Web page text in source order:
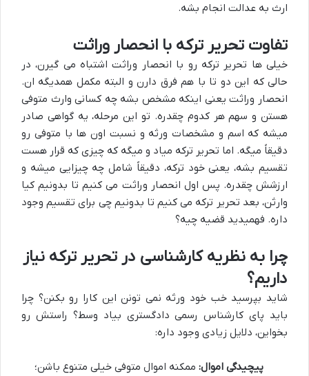
ارث به عدالت انجام بشه.
تفاوت تحریر ترکه با انحصار وراثت
خیلی ها تحریر ترکه رو با انحصار وراثت اشتباه می گیرن، در
حالی که این دو تا با هم فرق دارن و البته مکمل همدیگه ان.
انحصار وراثت یعنی اینکه مشخص بشه چه کسانی وارث متوفی
هستن و سهم هر کدوم چقدره. تو این مرحله، یه گواهی صادر
میشه که اسم و مشخصات ورثه و نسبت اون ها با متوفی رو
دقیقاً میگه. اما تحریر ترکه میاد و میگه که چیزی که قرار هست
تقسیم بشه، یعنی خود ترکه، دقیقاً شامل چه چیزایی میشه و
ارزشش چقدره. پس اول انحصار وراثت می کنیم تا بدونیم کیا
وارثن، بعد تحریر ترکه می کنیم تا بدونیم چی برای تقسیم وجود
داره. فهمیدید قضیه چیه؟
چرا به نظریه کارشناسی در تحریر ترکه نیاز
داریم؟
شاید بپرسید خب خود ورثه نمی تونن این کارا رو بکنن؟ چرا
باید پای کارشناس رسمی دادگستری بیاد وسط؟ راستش رو
بخواین، دلایل زیادی وجود داره:
پیچیدگی اموال: ممکنه اموال متوفی خیلی متنوع باشن؛